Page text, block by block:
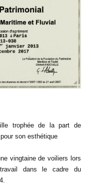
trophée de la part de
pour son esthétique
vingtaine de voiliers lors
dans le cadre du